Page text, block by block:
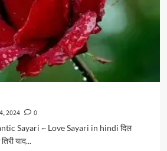
2024
0
Sayari ~ Love Sayari in hindi दिल
याद...